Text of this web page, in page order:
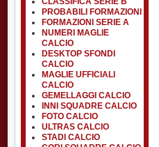
PROBABILI FORMAZIONI
FORMAZIONI SERIE A
NUMERI MAGLIE
CALCIO
DESKTOP SFONDI
CALCIO
MAGLIE UFFICIALI
CALCIO
GEMELLAGGI CALCIO
INNI SQUADRE CALCIO
FOTO CALCIO
ULTRAS CALCIO
STADI CALCIO